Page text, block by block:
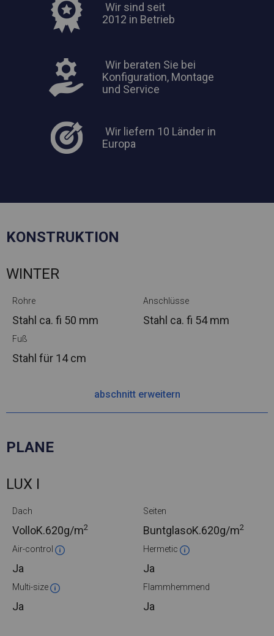
Wir sind seit
2012 in Betrieb
Wir beraten Sie bei
Konfiguration, Montage
und Service
Wir liefern 10 Länder in
Europa
KONSTRUKTION
WINTER
Rohre
Stahl ca. fi 50 mm
Anschlüsse
Stahl ca. fi 54 mm
Fuß
Stahl für 14 cm
abschnitt erweitern
PLANE
LUX I
Dach
VolloK.620g/m2
Seiten
BuntglasoK.620g/m2
Air-control
Ja
Hermetic
Ja
Multi-size
Ja
Flammhemmend
Ja